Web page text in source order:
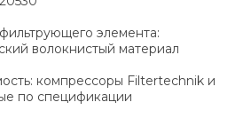
элемента:
волокнистый материал
компрессоры Filtertechnik и
по спецификации